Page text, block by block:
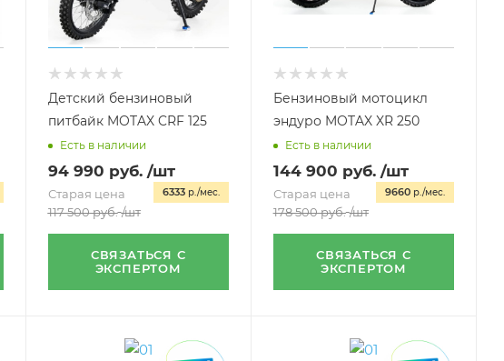
Детский бензиновый
питбайк MOTAX CRF 125
Есть в наличии
94 990 руб. /шт
6333р./мес.
Старая цена
117 500руб. /шт
СВЯЗАТЬСЯ С
ЭКСПЕРТОМ
Бензиновый мотоцикл
эндуро MOTAX XR 250
Есть в наличии
144 900 руб. /шт
9660 р./мес.
Старая цена
178 500руб. /шт
СВЯЗАТЬСЯ С
ЭКСПЕРТОМ